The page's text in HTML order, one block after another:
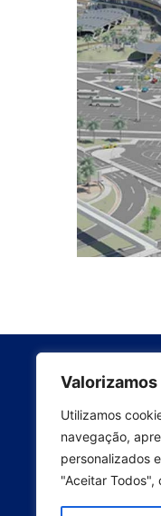
Utilizamos
navegação,
personalizados
"Aceitar
GAPRES –
Projectos,
Serviços, Lda.